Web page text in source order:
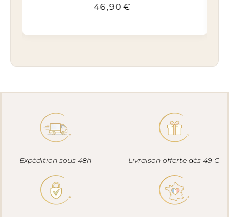
32,90 €
Expédition sous 48h Livraison offerte dès 49 €